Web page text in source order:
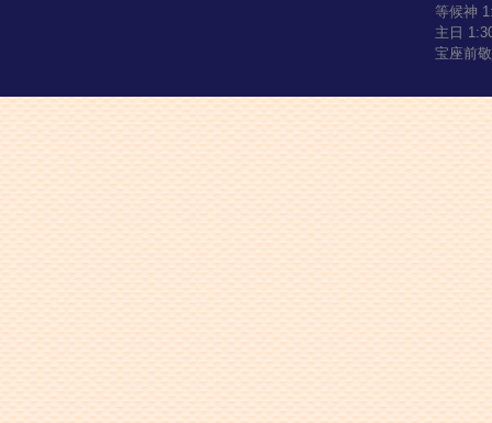
等候神
主日
宝座前